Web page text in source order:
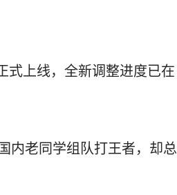
式上线，全新调整进度已在
内老同学组队打王者，却总